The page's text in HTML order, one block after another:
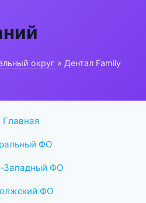
округ » Дентал Family
Главная
ФО
Западный ФО
ФО